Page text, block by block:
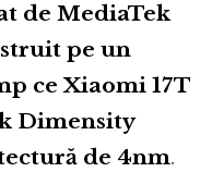
de MediaTek
pe un
ce Xiaomi 17T
Dimensity
de 4nm.